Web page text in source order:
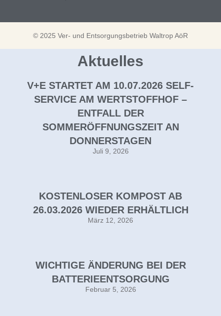
© 2025 Ver- und Entsorgungsbetrieb Waltrop AöR
Aktuelles
V+E STARTET AM 10.07.2026 SELF-
SERVICE AM WERTSTOFFHOF –
ENTFALL DER
SOMMERÖFFNUNGSZEIT AN
DONNERSTAGEN
Juli 9, 2026
KOSTENLOSER KOMPOST AB
26.03.2026 WIEDER ERHÄLTLICH
März 12, 2026
WICHTIGE ÄNDERUNG BEI DER
BATTERIEENTSORGUNG
Februar 5, 2026